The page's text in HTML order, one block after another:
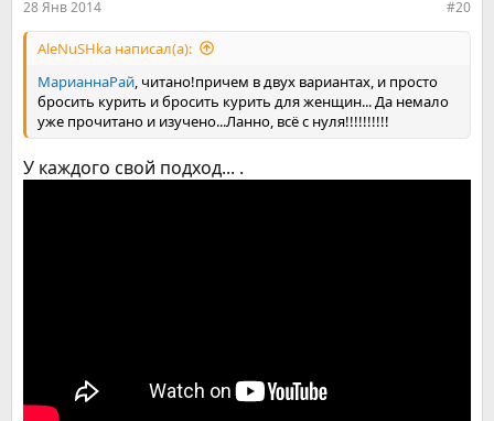
28 Янв 2014 #20
AleNuSHka написал(а):
МарианнаРай, читано!причем в двух вариантах, и просто
бросить курить и бросить курить для женщин... Да немало
уже прочитано и изучено...Ланно, всё с нуля!!!!!!!!!!
У каждого свой подход... .